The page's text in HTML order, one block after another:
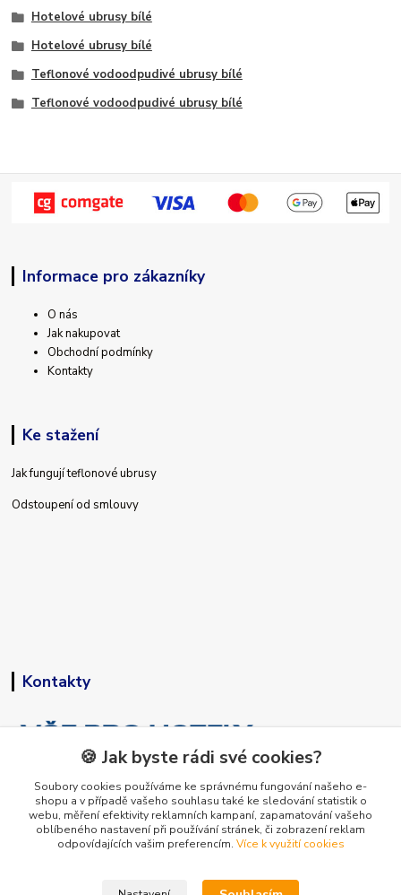
Hotelové ubrusy bílé
Hotelové ubrusy bílé
Teflonové vodoodpudivé ubrusy bílé
Teflonové vodoodpudivé ubrusy bílé
Informace pro zákazníky
O nás
Jak nakupovat
Obchodní podmínky
Kontakty
Ke stažení
Jak fungují teflonové ubrusy
Odstoupení od smlouvy
Kontakty
+420 773 794 023
Pondělí-pátek 9-15 hodin
🍪 Jak byste rádi své cookies?
Soubory cookies používáme ke správnému fungování našeho e-
shopu a v případě vašeho souhlasu také ke sledování statistik o
webu, měření efektivity reklamních kampaní, zapamatování vašeho
oblíbeného nastavení při používání stránek, či zobrazení reklam
odpovídajících vašim preferencím. Více k využití cookies